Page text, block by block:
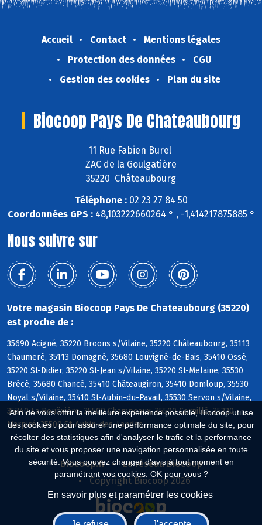
Afin de vous offrir la meilleure expérience possible, Biocoop utilise
des cookies : pour assurer une performance optimale du site, pour
récolter des statistiques afin d'analyser le trafic et la performance
du site et vous proposer une navigation personnalisée en toute
sécurité. Vous pouvez changer d'avis à tout moment en
paramétrant vos cookies. OK pour vous ?
En savoir plus et paramétrer les cookies
Accueil Contact
Mentions légales
Protection des données
CGU
Gestion des cookies
Plan du site
Biocoop Pays De Chateaubourg
11 Rue Fabien Burel
ZAC de la Goulgatière
35220 Châteaubourg
Téléphone :02 23 27 84 50
Coordonnées GPS :48,103222660264 ° , -1,414217875885 °
Nous suivre sur
Votre magasin Biocoop Pays De Chateaubourg (35220)
est proche de :
35690 Acigné, 35220 Broons s/Vilaine, 35220 Châteaubourg, 35113
Chaumeré, 35113 Domagné, 35680 Louvigné-de-Bais, 35410 Ossé,
35220 St-Didier, 35220 St-Jean s/Vilaine, 35220 St-Melaine, 35530
Brécé, 35680 Chancé, 35410 Châteaugiron, 35410 Domloup, 35530
Noyal s/Vilaine, 35410 St-Aubin-du-Pavail, 35530 Servon s/Vilaine,
35340 La Bouëxière, 35500 Champeaux, 35500 Cornillé, 35220
Marpiré, 35500 St-Aubin-des-Landes
Biocoop.fr
Le réseau Biocoop
Copyright Biocoop 2026